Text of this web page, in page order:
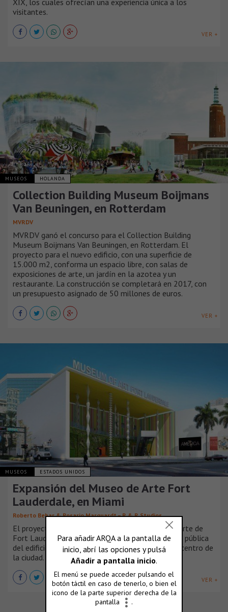
visitantes.
VER +
MUSEOS HOLANDA
Collection Building Museum Boijmans
Van Beuningen, en Rotterdam
MVRDV
MVRDV ganó el concurso para el Collection Building
Museum Boijmans Van Beuningen, en Rotterdam. El
proyecto para el nuevo edificio, con una superficie de
15.000 m2, conforma un espacio libre, con salas de
exposiciones de arte, un jardín en la azotea y un
restaurante. La construcción se completará en 2017, con
un presupuesto asignado de 50 millones de euros.
VER +
MUSEOS ESTADOS UNIDOS
Expansión del Museo de Arte Fort
Lauderdale, en Miami
Roberto Behar & Rosario Marquardt – R & R Studios
El proyecto transforma y reinventa el Museo de Arte de
Fort Lauderdale, poniendo de relieve la dimensión pública
del edificio y creando un lugar de encuentro en el centro de
la ciudad.
VER +